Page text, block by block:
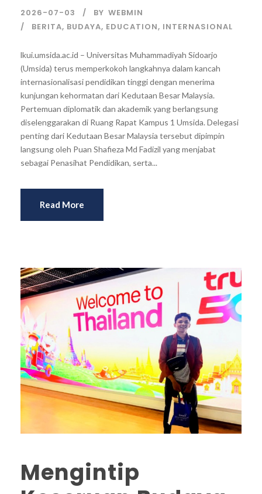
2026-07-03 BY WEBMIN
BERITA, BUDAYA, EDUCATION, INTERNASIONAL
lkui.umsida.ac.id – Universitas Muhammadiyah Sidoarjo
(Umsida) terus memperkokoh langkahnya dalam kancah
internasionalisasi pendidikan tinggi dengan menerima
kunjungan kehormatan dari Kedutaan Besar Malaysia.
Pertemuan diplomatik dan akademik yang berlangsung
diselenggarakan di Ruang Rapat Kampus 1 Umsida. Delegasi
penting dari Kedutaan Besar Malaysia tersebut dipimpin
langsung oleh Puan Shafieza Md Fadizil yang menjabat
sebagai Penasihat Pendidikan, serta...
Read More
Mengintip